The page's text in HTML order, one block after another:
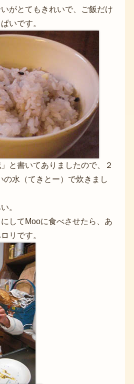
がとてもきれいで、ご飯だけ
いです。
と書いてありましたので、２
の水（てきとー）で炊きまし
。
してMooに食べさせたら、あ
リです。